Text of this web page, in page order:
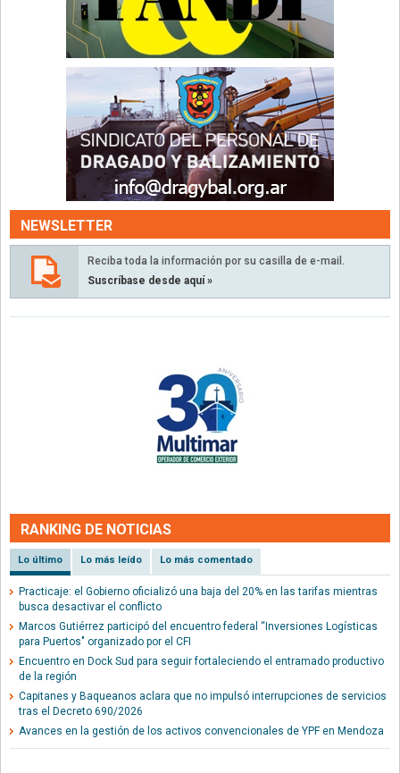
NEWSLETTER
Reciba toda la información por su casilla de e-mail.
Suscríbase desde aquí »
RANKING DE NOTICIAS
Lo último Lo más leído Lo más comentado
Practicaje: el Gobierno oficializó una baja del 20% en las tarifas mientras
busca desactivar el conflicto
Marcos Gutiérrez participó del encuentro federal “Inversiones Logísticas
para Puertos" organizado por el CFI
Encuentro en Dock Sud para seguir fortaleciendo el entramado productivo
de la región
Capitanes y Baqueanos aclara que no impulsó interrupciones de servicios
tras el Decreto 690/2026
Avances en la gestión de los activos convencionales de YPF en Mendoza